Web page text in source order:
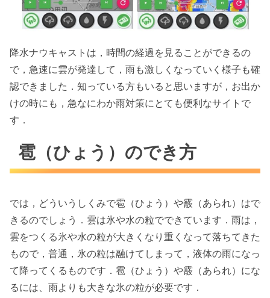
降水ナウキャストは，時間の経過を見ることができるの
で，急速に雲が発達して，雨も激しくなっていく様子も確
認できました．知っている方もいると思いますが，お出か
けの時にも，急なにわか雨対策にとても便利なサイトで
す．
雹（ひょう）のでき方
では，どういうしくみで雹（ひょう）や霰（あられ）はで
きるのでしょう．雲は氷や水の粒でできています．雨は，
雲をつくる氷や水の粒が大きくなり重くなって落ちてきた
もので，普通，氷の粒は融けてしまって，液体の雨になっ
て降ってくるものです．雹（ひょう）や霰（あられ）にな
るには、雨よりも大きな氷の粒が必要です．